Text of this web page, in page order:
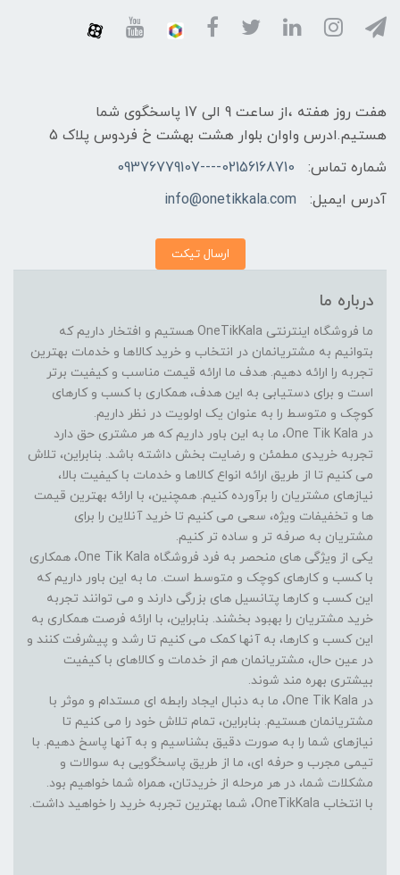
هفت روز هفته ،از ساعت 9 الی 17 پاسخگوی شما
هستیم.ادرس واوان بلوار هشت بهشت خ فردوس پلاک 5
شماره تماس:
02156168710----09376779107
آدرس ایمیل:
info@onetikkala.com
ارسال تیکت
درباره ما
ما فروشگاه اینترنتی OneTikKala هستیم و افتخار داریم که
بتوانیم به مشتریانمان در انتخاب و خرید کالاها و خدمات بهترین
تجربه را ارائه دهیم. هدف ما ارائه قیمت مناسب و کیفیت برتر
است و برای دستیابی به این هدف، همکاری با کسب و کارهای
کوچک و متوسط را به عنوان یک اولویت در نظر داریم.
در One Tik Kala، ما به این باور داریم که هر مشتری حق دارد
تجربه خریدی مطمئن و رضایت بخش داشته باشد. بنابراین، تلاش
می کنیم تا از طریق ارائه انواع کالاها و خدمات با کیفیت بالا،
نیازهای مشتریان را برآورده کنیم. همچنین، با ارائه بهترین قیمت
ها و تخفیفات ویژه، سعی می کنیم تا خرید آنلاین را برای
مشتریان به صرفه تر و ساده تر کنیم.
یکی از ویژگی های منحصر به فرد فروشگاه One Tik Kala، همکاری
با کسب و کارهای کوچک و متوسط است. ما به این باور داریم که
این کسب و کارها پتانسیل های بزرگی دارند و می توانند تجربه
خرید مشتریان را بهبود بخشند. بنابراین، با ارائه فرصت همکاری به
این کسب و کارها، به آنها کمک می کنیم تا رشد و پیشرفت کنند و
در عین حال، مشتریانمان هم از خدمات و کالاهای با کیفیت
بیشتری بهره مند شوند.
در One Tik Kala، ما به دنبال ایجاد رابطه ای مستدام و موثر با
مشتریانمان هستیم. بنابراین، تمام تلاش خود را می کنیم تا
نیازهای شما را به صورت دقیق بشناسیم و به آنها پاسخ دهیم. با
تیمی مجرب و حرفه ای، ما از طریق پاسخگویی به سوالات و
مشکلات شما، در هر مرحله از خریدتان، همراه شما خواهیم بود.
با انتخاب OneTikKala، شما بهترین تجربه خرید را خواهید داشت.